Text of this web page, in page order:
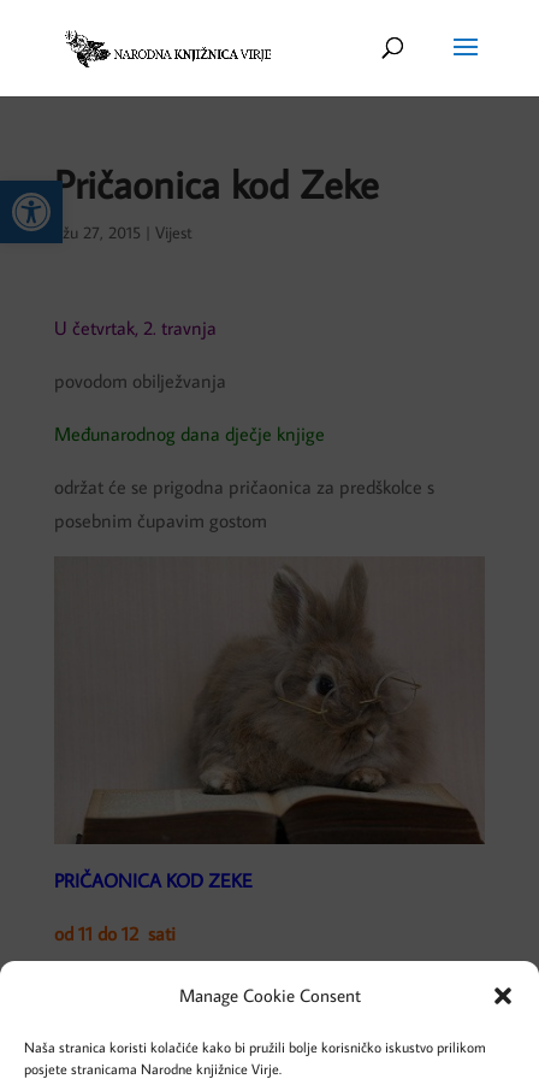
Open toolbar
Manage Cookie Consent
Naša stranica koristi kolačiće kako bi pružili bolje korisničko iskustvo prilikom
posjete stranicama Narodne knjižnice Virje.
Pričaonica kod Zeke
ožu 27, 2015 Vijest
U četvrtak, 2. travnja
povodom obilježvanja
Međunarodnog dana dječje knjige
održat će se prigodna pričaonica za predškolce s
posebnim čupavim gostom
PRIČAONICA KOD ZEKE
od 11 do 12 sati
Očekuje nas Uskrsna priča, bojanje, igre s jajima i